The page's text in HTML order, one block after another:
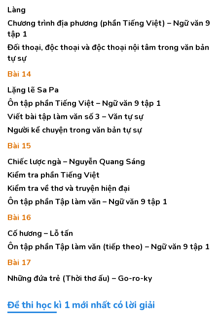
Làng
Chương trình địa phương (phần Tiếng Việt) – Ngữ văn 9
tập 1
Đối thoại, độc thoại và độc thoại nội tâm trong văn bản
tự sự
Bài 14
Lặng lẽ Sa Pa
Ôn tập phần Tiếng Việt – Ngữ văn 9 tập 1
Viết bài tập làm văn số 3 – Văn tự sự
Người kể chuyện trong văn bản tự sự
Bài 15
Chiếc lược ngà – Nguyễn Quang Sáng
Kiểm tra phần Tiếng Việt
Kiểm tra về thơ và truyện hiện đại
Ôn tập phần Tập làm văn – Ngữ văn 9 tập 1
Bài 16
Cố hương – Lỗ tấn
Ôn tập phần Tập làm văn (tiếp theo) – Ngữ văn 9 tập 1
Bài 17
Những đứa trẻ (Thời thơ ấu) – Go-ro-ky
Đề thi học kì 1 mới nhất có lời giải